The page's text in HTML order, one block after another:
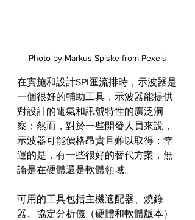
Photo by Markus Spiske from Pexels
在實施和設計SPI匯流排時，示波器是
一個很好的輔助工具，示波器能提供
對設計的電氣和訊號特性的廣泛洞
察；然而，對於一些開發人員來說，
示波器可能價格昂貴且難以取得；幸
運的是，有一些很好的替代方案，無
論是在硬體還是軟體領域。
可用的工具包括主機適配器、燒錄
器、協定分析儀（硬體和軟體版本）